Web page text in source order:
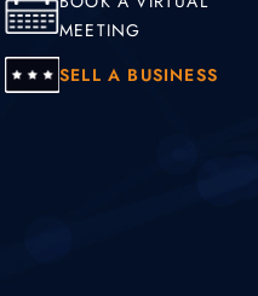
MEETING
SELL A BUSINESS